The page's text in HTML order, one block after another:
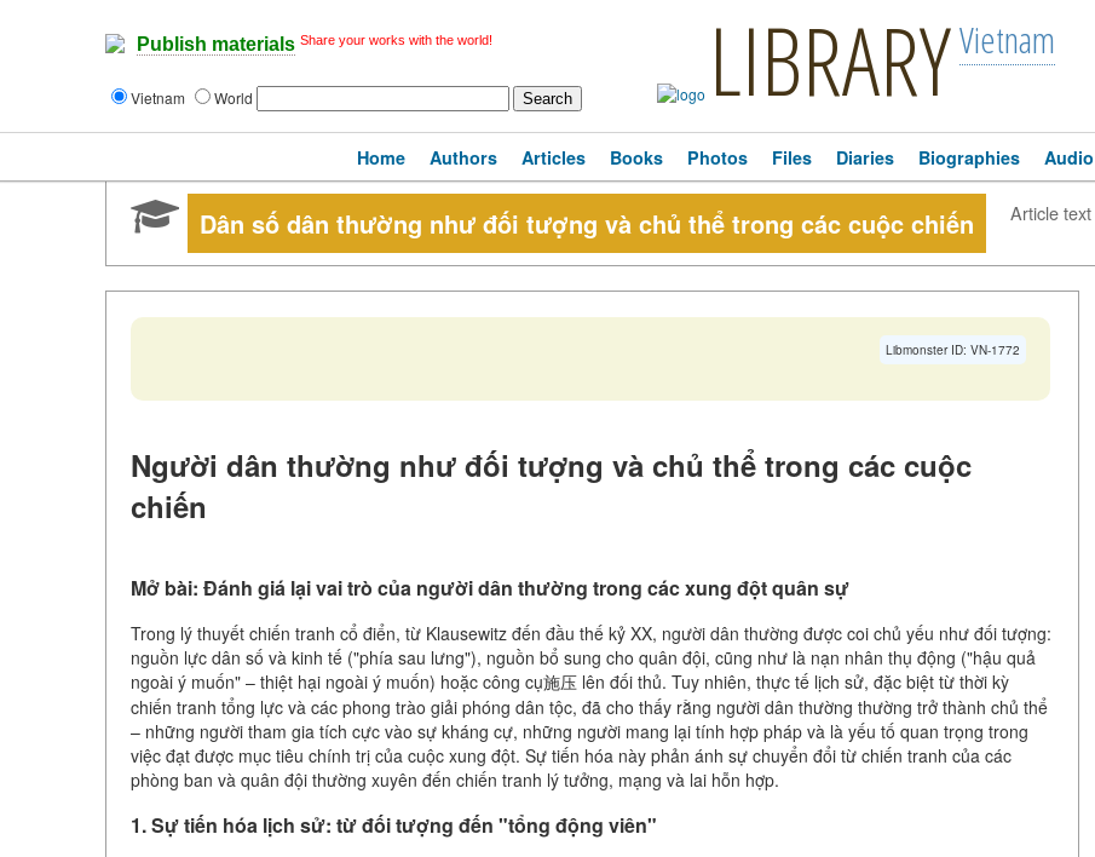
Publish materials Share your works with the world!
Vietnam World LIBRARYVietnam
Home Authors Articles Books Photos Files Diaries Biographies Audio
Dân số dân thường như đối tượng và chủ thể trong các cuộc chiến Article text
Libmonster ID: VN-1772
Người dân thường như đối tượng và chủ thể trong các cuộc
chiến
Mở bài: Đánh giá lại vai trò của người dân thường trong các xung đột quân sự
Trong lý thuyết chiến tranh cổ điển, từ Klausewitz đến đầu thế kỷ XX, người dân thường được coi chủ yếu như đối tượng:
nguồn lực dân số và kinh tế ("phía sau lưng"), nguồn bổ sung cho quân đội, cũng như là nạn nhân thụ động ("hậu quả
ngoài ý muốn" – thiệt hại ngoài ý muốn) hoặc công cụ施压 lên đối thủ. Tuy nhiên, thực tế lịch sử, đặc biệt từ thời kỳ
chiến tranh tổng lực và các phong trào giải phóng dân tộc, đã cho thấy rằng người dân thường thường trở thành chủ thể
– những người tham gia tích cực vào sự kháng cự, những người mang lại tính hợp pháp và là yếu tố quan trọng trong
việc đạt được mục tiêu chính trị của cuộc xung đột. Sự tiến hóa này phản ánh sự chuyển đổi từ chiến tranh của các
phòng ban và quân đội thường xuyên đến chiến tranh lý tưởng, mạng và lai hỗn hợp.
1. Sự tiến hóa lịch sử: từ đối tượng đến "tổng động viên"